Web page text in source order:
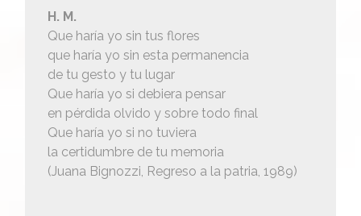
H. M.
Que haría yo sin tus flores
que haría yo sin esta permanencia
de tu gesto y tu lugar
Que haría yo si debiera pensar
en pérdida olvido y sobre todo final
Que haría yo si no tuviera
la certidumbre de tu memoria
(Juana Bignozzi, Regreso a la patria, 1989)